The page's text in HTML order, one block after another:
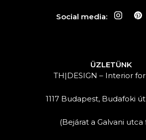
Social media:
ÜZLETÜNK
TH|DESIGN – Interior
1117 Budapest, Budafoki út
(Bejárat a Galvani utca